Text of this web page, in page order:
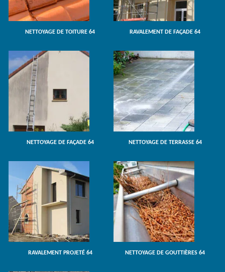
NETTOYAGE DE TOITURE 64 RAVALEMENT DE FAÇADE 64
NETTOYAGE DE FAÇADE 64 NETTOYAGE DE TERRASSE 64
RAVALEMENT PROJETÉ 64 NETTOYAGE DE GOUTTIÈRES 64